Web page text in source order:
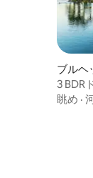
ブルヘ
ン・ア
3 BDR
ミニア
眺め ·